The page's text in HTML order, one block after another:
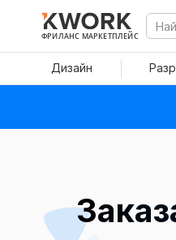
ФРИЛАНС МАРКЕТПЛЕЙС
Дизайн